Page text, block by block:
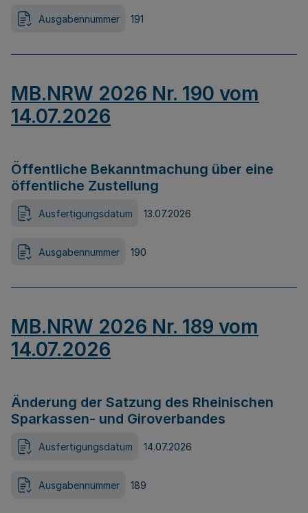
Ausgabennummer 191
MB.NRW 2026 Nr. 190 vom
14.07.2026
Öffentliche Bekanntmachung über eine
öffentliche Zustellung
Ausfertigungsdatum 13.07.2026
Ausgabennummer 190
MB.NRW 2026 Nr. 189 vom
14.07.2026
Änderung der Satzung des Rheinischen
Sparkassen- und Giroverbandes
Ausfertigungsdatum 14.07.2026
Ausgabennummer 189